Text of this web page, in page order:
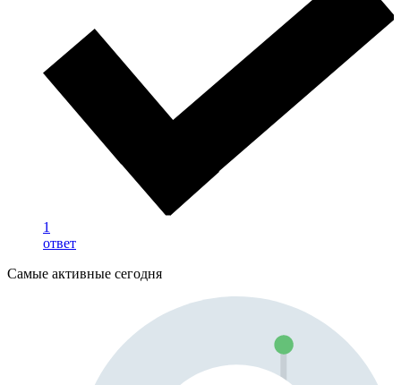
1
ответ
Самые активные сегодня